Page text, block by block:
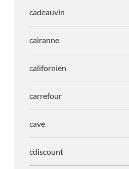
cadeauvin
cairanne
californien
carrefour
cave
cdiscount